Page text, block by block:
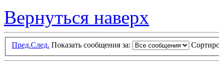
Вернуться наверх
Пред.След. Показать сообщения за: